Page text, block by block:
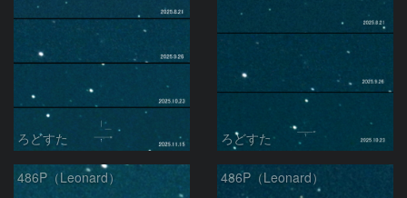
ろどすた ろどすた
486P（Leonard） 486P（Leonard）